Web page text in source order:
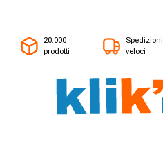
20.000
prodotti
Spedizioni
veloci